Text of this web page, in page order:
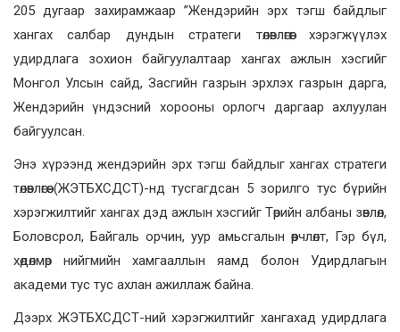
205 дугаар захирамжаар ”Жендэрийн эрх тэгш байдлыг
хангах салбар дундын стратеги төлөвлөгөөг хэрэгжүүлэх
удирдлага зохион байгуулалтаар хангах ажлын хэсгийг
Монгол Улсын сайд, Засгийн газрын эрхлэх газрын дарга,
Жендэрийн үндэсний хорооны орлогч даргаар ахлуулан
байгуулсан.
Энэ хүрээнд жендэрийн эрх тэгш байдлыг хангах стратеги
төлөвлөгөө (ЖЭТБХСДСТ)-нд тусгагдсан 5 зорилго тус бүрийн
хэрэгжилтийг хангах дэд ажлын хэсгийг Төрийн албаны зөвлөл,
Боловсрол, Байгаль орчин, уур амьсгалын өөрчлөлт, Гэр бүл,
хөдөлмөр нийгмийн хамгааллын яамд болон Удирдлагын
академи тус тус ахлан ажиллаж байна.
Дээрх ЖЭТБХСДСТ-ний хэрэгжилтийг хангахад удирдлага